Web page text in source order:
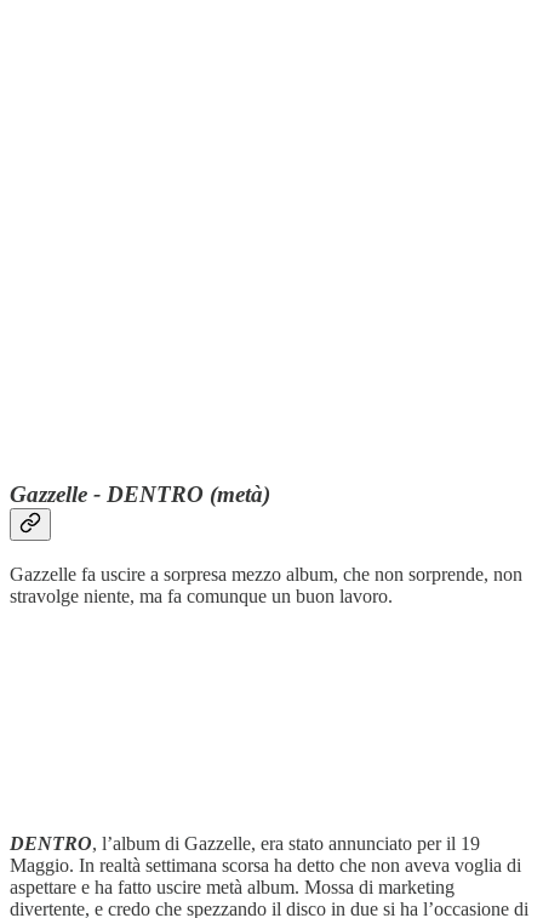
Gazzelle - DENTRO (metà)
Gazzelle fa uscire a sorpresa mezzo album, che non sorprende, non
stravolge niente, ma fa comunque un buon lavoro.
DENTRO, l’album di Gazzelle, era stato annunciato per il 19
Maggio. In realtà settimana scorsa ha detto che non aveva voglia di
aspettare e ha fatto uscire metà album. Mossa di marketing
divertente, e credo che spezzando il disco in due si ha l’occasione di